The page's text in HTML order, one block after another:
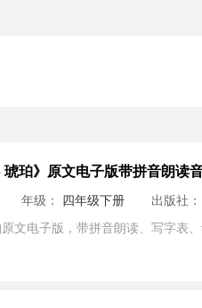
珀》原文电子版带拼音朗读
年级： 四年级下册 出版社：
文电子版，带拼音朗读、写字表